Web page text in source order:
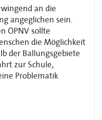
an die
angeglichen sein.
ÖPNV sollte
die Möglichkeit
der Ballungsgebiete
zur Schule,
Problematik